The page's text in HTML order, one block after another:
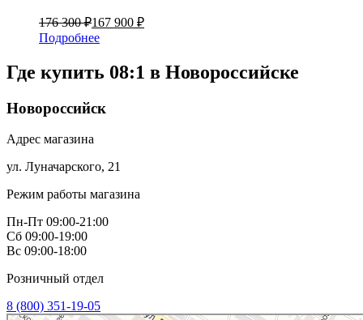
176 300 ₽167 900 ₽
Подробнее
Где купить 08:1 в Новороссийске
Новороссийск
Адрес магазина
ул. Луначарского, 21
Режим работы магазина
Пн-Пт 09:00-21:00
Сб 09:00-19:00
Вс 09:00-18:00
Розничный отдел
8 (800) 351-19-05